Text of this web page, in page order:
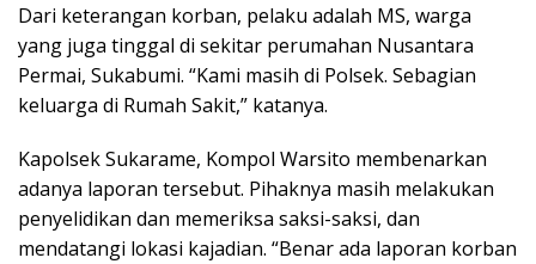
Dari keterangan korban, pelaku adalah MS, warga
yang juga tinggal di sekitar perumahan Nusantara
Permai, Sukabumi. “Kami masih di Polsek. Sebagian
keluarga di Rumah Sakit,” katanya.
Kapolsek Sukarame, Kompol Warsito membenarkan
adanya laporan tersebut. Pihaknya masih melakukan
penyelidikan dan memeriksa saksi-saksi, dan
mendatangi lokasi kajadian. “Benar ada laporan korban